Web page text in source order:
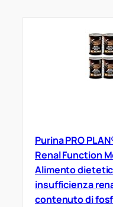
Purina PRO
Renal Function
Alimento
insufficienza
contenuto di